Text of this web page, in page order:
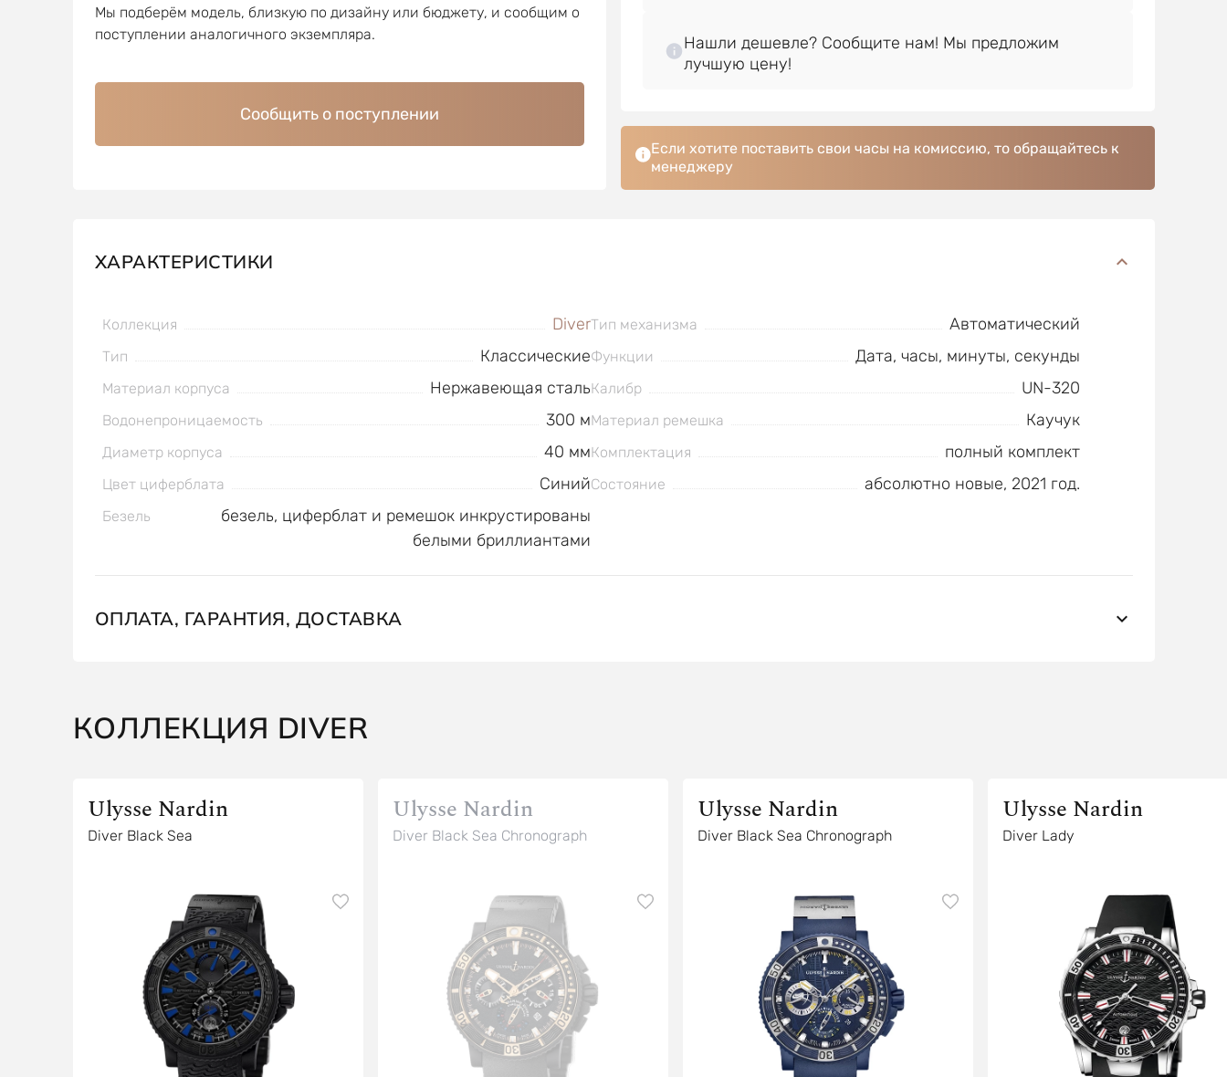
Мы подберём модель, близкую по дизайну или бюджету, и сообщим о
поступлении аналогичного экземпляра.
Сообщить о поступлении
Нашли дешевле? Сообщите нам! Мы предложим
Если хотите поставить свои часы на комиссию, то обращайтесь к
менеджеру
ХАРАКТЕРИСТИКИ
Коллекция Diver
Тип Классические
Материал корпуса Нержавеющая сталь
Водонепроницаемость 300 м
Диаметр корпуса 40 мм
Цвет циферблата Синий
Безель
безель, циферблат и ремешок инкрустированы
белыми бриллиантами
Тип механизма Автоматический
Функции Дата, часы, минуты, секунды
Калибр UN-320
Материал ремешка Каучук
Комплектация полный комплект
Состояние абсолютно новые, 2021 год.
ОПЛАТА, ГАРАНТИЯ, ДОСТАВКА
КОЛЛЕКЦИЯ DIVER
Ulysse Nardin
Diver Black Sea
Ulysse Nardin
Diver Black Sea Chronograph
Ulysse Nardin
Diver Black Sea Chronograph
Ulysse Nardin
Diver Lady